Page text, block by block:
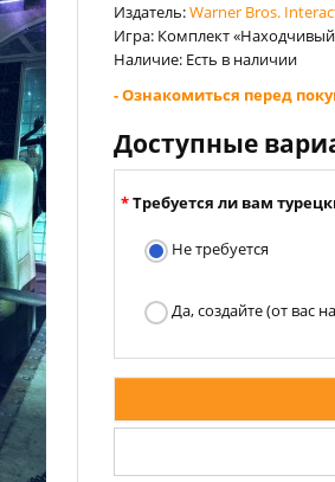
Издатель:Warner Bros.
Игра: Комплект
Наличие: Есть в наличии
- Ознакомиться перед
Доступные
Требуется ли вам
Не требуется
Да, создайте (от вас